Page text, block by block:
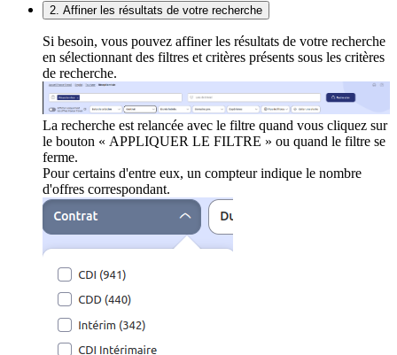
2. Affiner les résultats de votre recherche
Si besoin, vous pouvez affiner les résultats de votre recherche
en sélectionnant des filtres et critères présents sous les critères
de recherche.
La recherche est relancée avec le filtre quand vous cliquez sur
le bouton « APPLIQUER LE FILTRE » ou quand le filtre se
ferme.
Pour certains d'entre eux, un compteur indique le nombre
d'offres correspondant.